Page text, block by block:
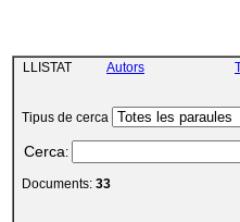
LLISTAT Autors
Tipus de cerca
Cerca:
Documents: 33